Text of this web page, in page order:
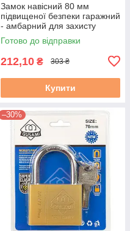
Замок навісний 80 мм
підвищеної безпеки гаражний
- амбарний для захисту
гаражів, складів, контейнерів,
воріт
Готово до відправки
212,10 ₴ 303 ₴
Купити
–30%